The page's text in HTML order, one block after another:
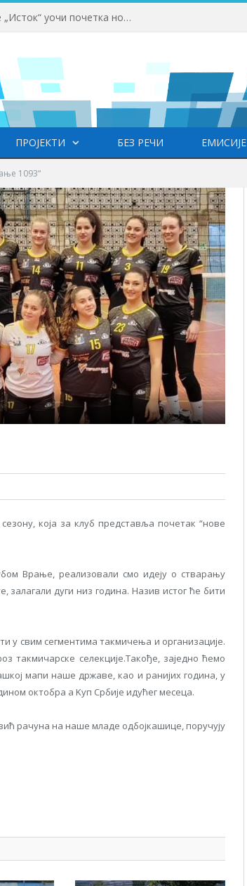
Одржана Конференција клубова Зоне „Исток“ уочи почетка нове сезоне
ПРОЈЕКТИ БЕЗ РЕЧИ ЕМИСИЈЕ
1093“
која за клуб представља почетак “нове
Врање, реализовали смо идеју о стварању
залагали дуги низ година. Назив истог ће бити
у свим сегментима такмичења и организације.
такмичарске селекције.Такође, заједно ћемо
мапи наше државе, као и ранијих година, у
октобра а Kуп Србије идућег месеца.
рачуна на наше младе одбојкашице, поручују